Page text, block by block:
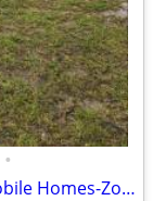
•
1, 2 & 3 Bedroom FURNISHED FEMA Mobile Homes-Zone 3-HVAC-NATIONWIDE